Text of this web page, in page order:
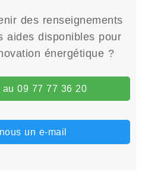
des renseignements
aides disponibles pour
énergétique ?
au 09 77 77 36 20
un e-mail